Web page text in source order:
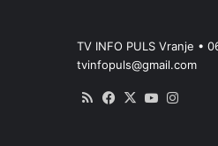
TV INFO PULS Vranje •
tvinfopuls@gmail.com
RSS Facebook
X YouTube